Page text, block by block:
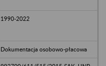
1990-2022
Dokumentacja osobowo-płacowa